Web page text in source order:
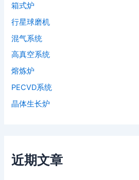
箱式炉
行星球磨机
混气系统
高真空系统
熔炼炉
PECVD系统
晶体生长炉
近期文章